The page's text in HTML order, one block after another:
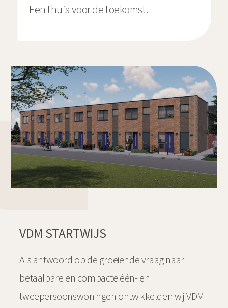
Een thuis voor de toekomst.
VDM STARTWIJS
Als antwoord op de groeiende vraag naar
betaalbare en compacte één- en
tweepersoonswoningen ontwikkelden wij VDM